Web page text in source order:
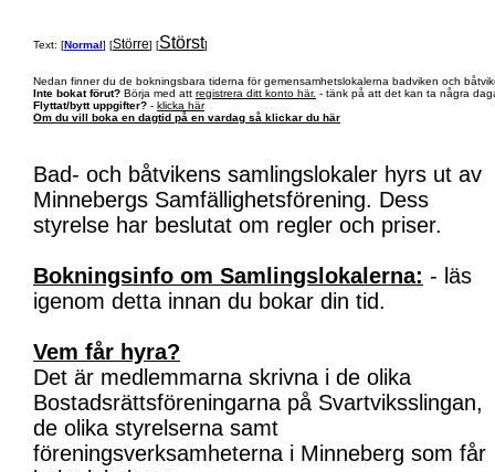
Text: [Normal] [Större] [Störst]
Nedan finner du de bokningsbara tiderna för gemensamhetslokalerna badviken och
Inte bokat förut? Börja med att registrera ditt konto här. - tänk på att det kan ta några
Flyttat/bytt uppgifter? - klicka här
Om du vill boka en dagtid på en vardag så klickar du här
Bad- och båtvikens samlingslokaler hyrs ut av
Minnebergs Samfällighetsförening. Dess
styrelse har beslutat om regler och priser.
Bokningsinfo om Samlingslokalerna: - läs
igenom detta innan du bokar din tid.
Vem får hyra?
Det är medlemmarna skrivna i de olika
Bostadsrättsföreningarna på Svartviksslingan,
de olika styrelserna samt
föreningsverksamheterna i Minneberg som får